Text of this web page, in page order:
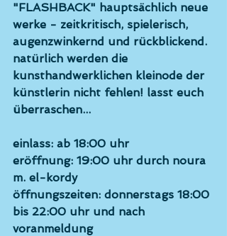
"FLASHBACK" hauptsächlich neue
werke - zeitkritisch, spielerisch,
augenzwinkernd und rückblickend.
natürlich werden die
kunsthandwerklichen kleinode der
künstlerin nicht fehlen! lasst euch
überraschen...
einlass: ab 18:00 uhr
eröffnung: 19:00 uhr durch noura
m. el-kordy
öffnungszeiten: donnerstags 18:00
bis 22:00 uhr und nach
voranmeldung